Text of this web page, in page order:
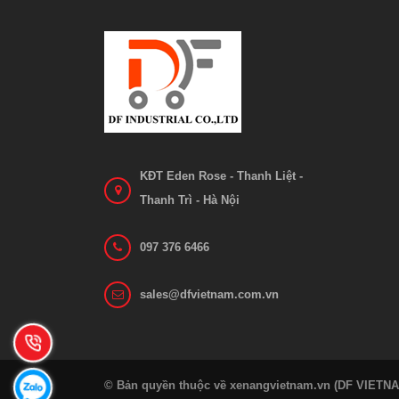
KĐT Eden Rose - Thanh Liệt -
Thanh Trì - Hà Nội
097 376 6466
sales@dfvietnam.com.vn
© Bản quyền thuộc về xenangvietnam.vn (DF